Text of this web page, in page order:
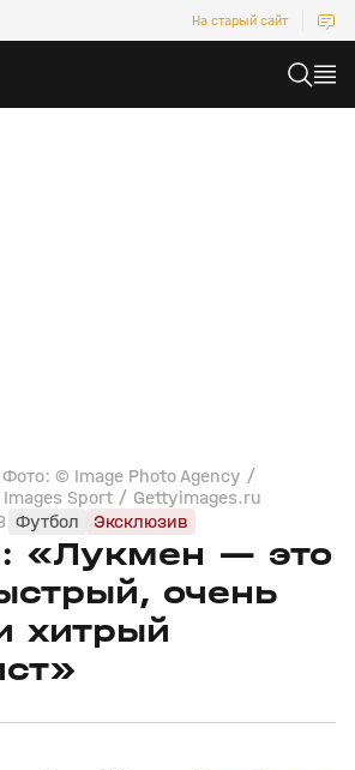
На старый сайт
© Image Photo Agency /
Sport / Gettyimages.ru
Футбол Эксклюзив
«Лукмен — это
очень
хитрый